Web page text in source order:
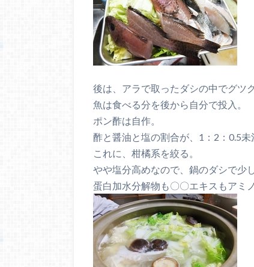
後は、アラで取ったダシの中でグツ
魚は食べる分を後から自分で投入。
ポン酢は自作。
酢と醤油と塩の割合が、1：2：0.5未
これに、柑橘系を絞る。
やや塩分高めなので、鍋のダシで少
蛋白加水分解物も〇〇エキスもアミ